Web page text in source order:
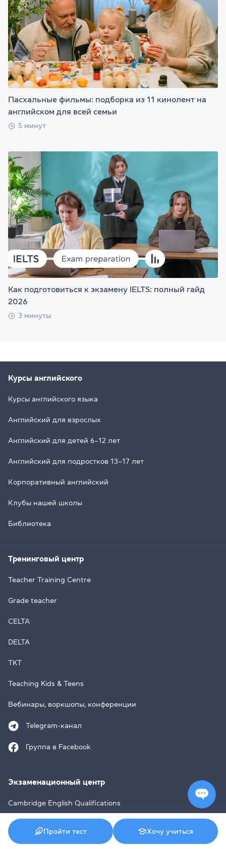
Пасхальные фильмы: подборка из 11 кинолент на
английском для всей семьи
5 минут
Как подготовиться к экзамену IELTS: полный гайд
2026
3 минуты
Курсы английского
Курсы английского языка
Английский для взрослых
Английский для детей 6–12 лет
Английский для подростков 13–17 лет
Корпоративный английский
Клубы нашей школы
Библиотека
Тренинговый центр
Teacher Training Centre
Grade teacher
CELTA
DELTA
TKT
Teaching Kids & Teens
Вебинары, воркшопы, конференции
Telegram-канал
Группа в Facebook
Экзаменационный центр
Cambridge English Qualifications
IELTS
TOEFL iBT
Пройти тест Хочу учиться